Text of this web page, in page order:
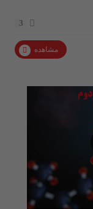
3
مشاهده